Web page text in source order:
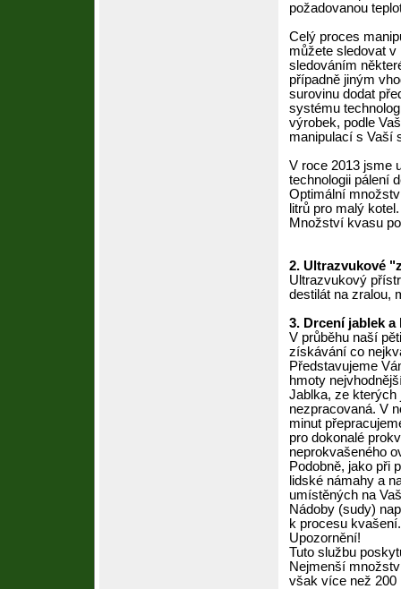
požadovanou
Celý proces
můžete sledovat
sledováním
případně jiným
surovinu dodat
systému
výrobek, podle
manipulací s Vaší
V roce 2013 jsme
technologii pálení
Optimální
litrů pro malý kotel.
Množství kvasu
2. Ultrazvukové
Ultrazvukový
destilát na zralou,
3. Drcení jablek a
V průběhu naší
získávání co
Představujeme
hmoty
Jablka, ze kterých
nezpracovaná. V
minut
pro dokonalé
neprokvašeného
Podobně, jako při
lidské námahy a
umístěných na
Nádoby (sudy)
k procesu
Upozornění!
Tuto službu
Nejmenší
však více než 200